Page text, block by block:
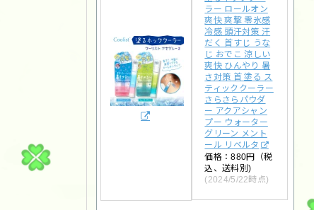
ラー ロールオン
爽快 爽撃 零氷感
冷感 頭汗対策 汗
だく 首すじ うな
じ おでこ 涼しい
爽快 ひんやり 暑
さ対策 首 塗る ス
ティッククーラー
さらさらパウダ
ー アクアシャン
プー ウォーター
グリーン メント
ール リベルタ
価格：880円（税
込、送料別)
(2024/5/22時点)